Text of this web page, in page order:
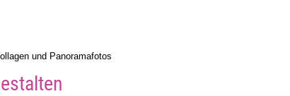
und Panoramafotos